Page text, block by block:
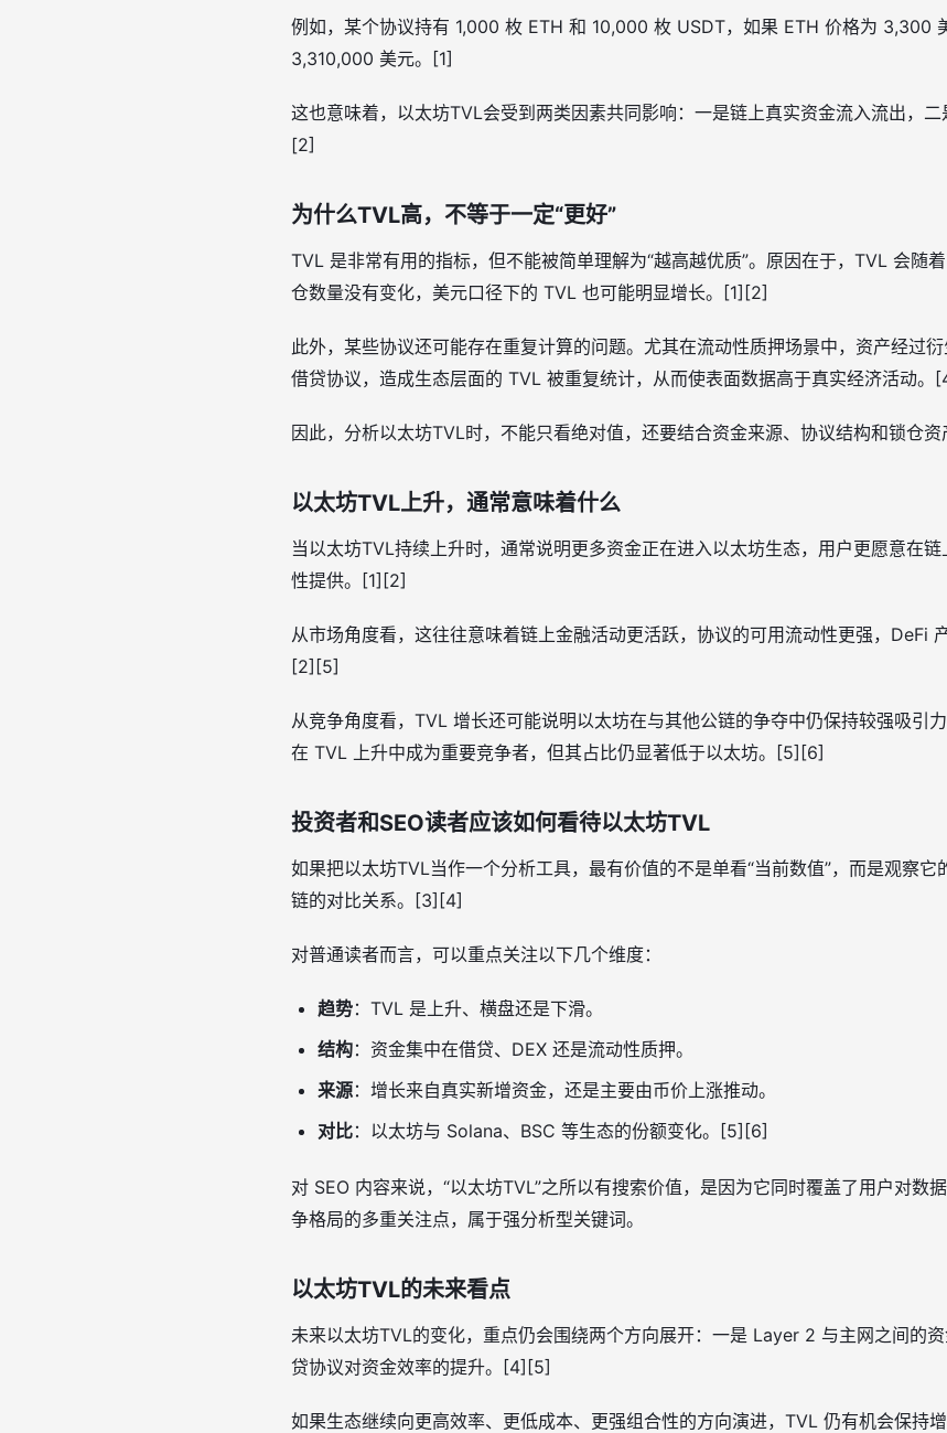
例如，某个协议持有 1,000 枚 ETH 和 10,000 枚 USDT，如果 ETH 价格为 3,300
3,310,000 美元。[1]
这也意味着，以太坊TVL会受到两类因素共同影响：一是链上真实资金流入流出，
[2]
为什么TVL高，不等于一定“更好”
TVL 是非常有用的指标，但不能被简单理解为“越高越优质”。原因在于，TVL 会随
仓数量没有变化，美元口径下的 TVL 也可能明显增长。[1][2]
此外，某些协议还可能存在重复计算的问题。尤其在流动性质押场景中，资产经过
借贷协议，造成生态层面的 TVL 被重复统计，从而使表面数据高于真实经济活动。
因此，分析以太坊TVL时，不能只看绝对值，还要结合资金来源、协议结构和锁仓
以太坊TVL上升，通常意味着什么
当以太坊TVL持续上升时，通常说明更多资金正在进入以太坊生态，用户更愿意在
性提供。[1][2]
从市场角度看，这往往意味着链上金融活动更活跃，协议的可用流动性更强，DeFi
[2][5]
从竞争角度看，TVL 增长还可能说明以太坊在与其他公链的争夺中仍保持较强吸引
在 TVL 上升中成为重要竞争者，但其占比仍显著低于以太坊。[5][6]
投资者和SEO读者应该如何看待以太坊TVL
如果把以太坊TVL当作一个分析工具，最有价值的不是单看“当前数值”，而是观察
链的对比关系。[3][4]
对普通读者而言，可以重点关注以下几个维度：
趋势：TVL 是上升、横盘还是下滑。
结构：资金集中在借贷、DEX 还是流动性质押。
来源：增长来自真实新增资金，还是主要由币价上涨推动。
对比：以太坊与 Solana、BSC 等生态的份额变化。[5][6]
对 SEO 内容来说，“以太坊TVL”之所以有搜索价值，是因为它同时覆盖了用户对数
争格局的多重关注点，属于强分析型关键词。
以太坊TVL的未来看点
未来以太坊TVL的变化，重点仍会围绕两个方向展开：一是 Layer 2 与主网之间的
贷协议对资金效率的提升。[4][5]
如果生态继续向更高效率、更低成本、更强组合性的方向演进，TVL 仍有机会保持